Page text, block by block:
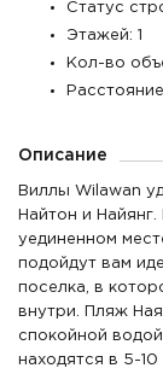
3 Спальни
3 Ванные
Статус
Этажей: 1
Кол-во
Описание
Виллы Wilawan
Найтон и Найянг.
уединенном
подойдут вам
поселка, в
внутри. Пляж
спокойной
находятся в 5-